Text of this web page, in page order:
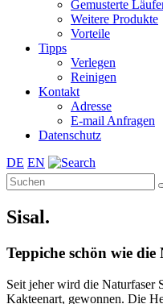
Gemusterte
Weitere Produkte
Vorteile
Tipps
Verlegen
Reinigen
Kontakt
Adresse
E-mail Anfragen
Datenschutz
DE EN
Sisal.
Teppiche schön wie die
Seit jeher wird die Naturfaser
Kakteenart, gewonnen. Die